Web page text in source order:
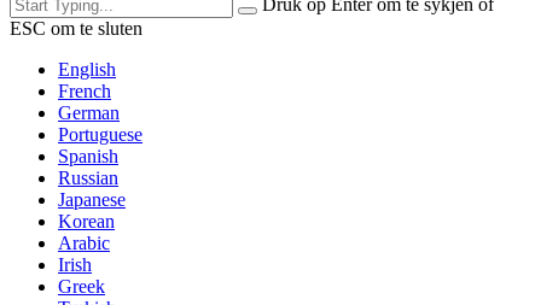
Druk op Enter om te sykjen of
ESC om te sluten
English
French
German
Portuguese
Spanish
Russian
Japanese
Korean
Arabic
Irish
Greek